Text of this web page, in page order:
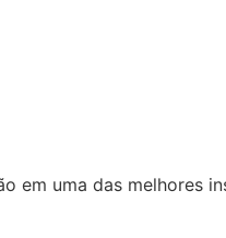
em uma das melhores